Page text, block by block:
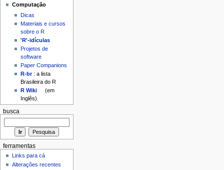
Computação
Dicas
Materiais e cursos
sobre o R
'R'-idículas
Projetos de
software
Paper Companions
R-br: a lista
Brasileira do R
R Wiki
(em
Inglês).
busca
ferramentas
Links para cá
Alterações recentes